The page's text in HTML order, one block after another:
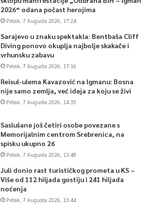
2026“ odana počast herojima
Petak, 7 Augusta 2026, 17:24
Sarajevo u znaku spektakla: Bentbaša Cliff
Diving ponovo okuplja najbolje skakače i
vrhunsku zabavu
Petak, 7 Augusta 2026, 17:16
Reisul-ulema Kavazović na Igmanu: Bosna
nije samo zemlja, već ideja za koju se živi
Petak, 7 Augusta 2026, 14:35
Saslušane još četiri osobe povezane s
Memorijalnim centrom Srebrenica, na
spisku ukupno 26
Petak, 7 Augusta 2026, 13:48
Juli donio rast turističkog prometa u KS –
Više od 112 hiljada gostiju i 241 hiljada
noćenja
Petak, 7 Augusta 2026, 13:44